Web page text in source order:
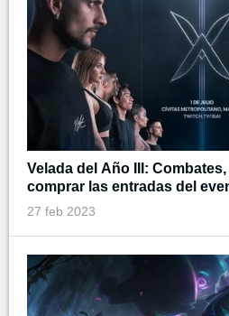
Velada del Año III:
comprar las entradas del
27 feb 2023